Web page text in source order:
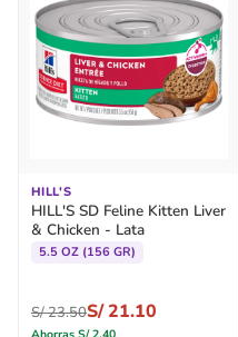
HILL'S
HILL'S SD Feline Kitten Liver
& Chicken - Lata
5.5 OZ (156 GR)
S/23.50S/21.10